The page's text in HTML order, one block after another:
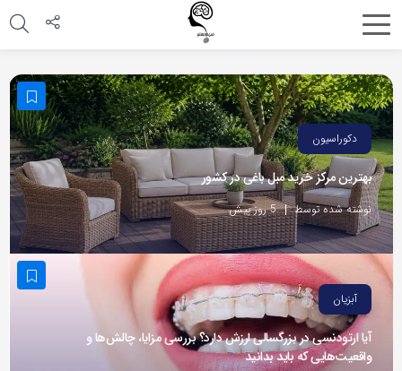
اشتراک
با
استفاده
از
روش‌های
زیر
می‌توانید
این
صفحه
دوستان
دکوراسیون
بهترین مرکز خرید مبل باغی در کشور
نوشته شده توسط 5 روز پیش
آبزیان
آیا ارتودنسی در بزرگسالی ارزش دارد؟ بررسی مزایا، چالش‌ها و
واقعیت‌هایی که باید بدانید